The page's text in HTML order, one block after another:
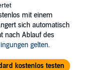
mit einem
sich automatisch
nach Ablauf des
gelten.
kostenlos testen